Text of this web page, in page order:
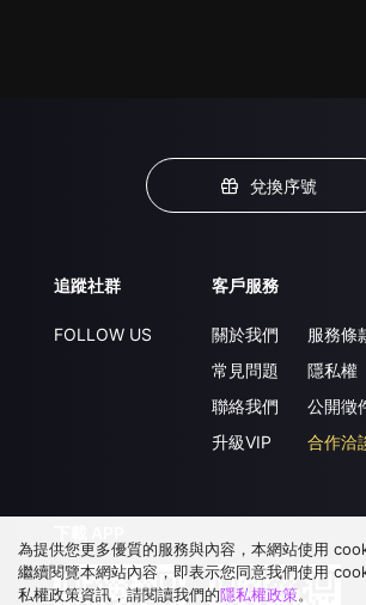
兌換序號
追蹤社群
FOLLOW US
客戶服務
關於我們
常見問題
聯絡我們
升級VIP
服務條
隱私權
公開徵
合作洽
為提供您更多優質的服務與內容，本網站使用
繼續閱覽本網站內容，即表示您同意我們使用
私權政策資訊，請閱讀我們的隱私權政策。